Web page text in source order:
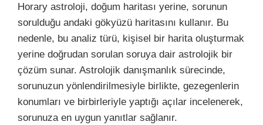
Horary astroloji, doğum haritası yerine, sorunun
sorulduğu andaki gökyüzü haritasını kullanır. Bu
nedenle, bu analiz türü, kişisel bir harita oluşturmak
yerine doğrudan sorulan soruya dair astrolojik bir
çözüm sunar. Astrolojik danışmanlık sürecinde,
sorunuzun yönlendirilmesiyle birlikte, gezegenlerin
konumları ve birbirleriyle yaptığı açılar incelenerek,
sorunuza en uygun yanıtlar sağlanır.